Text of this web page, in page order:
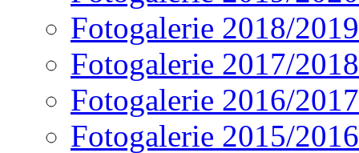
Fotogalerie 2018/2019
Fotogalerie 2017/2018
Fotogalerie 2016/2017
Fotogalerie 2015/2016